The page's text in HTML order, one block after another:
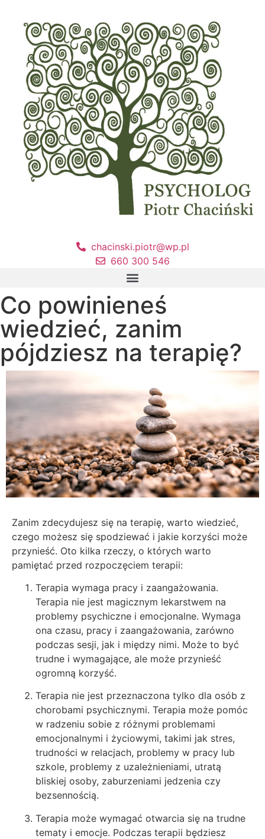
chacinski.piotr@wp.pl
660 300 546
Co powinieneś
wiedzieć, zanim
pójdziesz na terapię?
Zanim zdecydujesz się na terapię, warto wiedzieć,
czego możesz się spodziewać i jakie korzyści może
przynieść. Oto kilka rzeczy, o których warto
pamiętać przed rozpoczęciem terapii:
Terapia wymaga pracy i zaangażowania.
Terapia nie jest magicznym lekarstwem na
problemy psychiczne i emocjonalne. Wymaga
ona czasu, pracy i zaangażowania, zarówno
podczas sesji, jak i między nimi. Może to być
trudne i wymagające, ale może przynieść
ogromną korzyść.
Terapia nie jest przeznaczona tylko dla osób z
chorobami psychicznymi. Terapia może pomóc
w radzeniu sobie z różnymi problemami
emocjonalnymi i życiowymi, takimi jak stres,
trudności w relacjach, problemy w pracy lub
szkole, problemy z uzależnieniami, utratą
bliskiej osoby, zaburzeniami jedzenia czy
bezsennością.
Terapia może wymagać otwarcia się na trudne
tematy i emocje. Podczas terapii będziesz